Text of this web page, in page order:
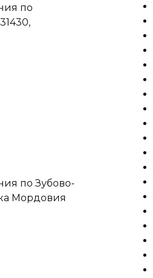
по
по Зубово-
Мордовия